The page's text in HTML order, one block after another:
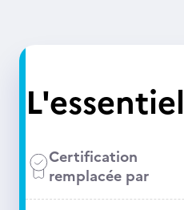
L'essentiel
Certification
remplacée par